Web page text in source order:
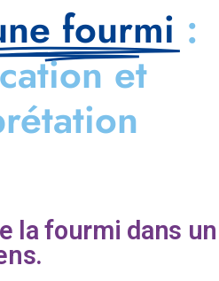
fourmi :
et
la fourmi dans un